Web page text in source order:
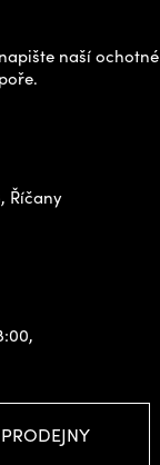
s
naší ochotné
Říčany